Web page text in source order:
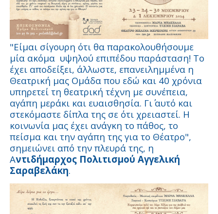
"Είμαι σίγουρη ότι θα παρακολουθήσουμε
μία ακόμα υψηλού επιπέδου παράσταση! Το
έχει αποδείξει, άλλωστε, επανειλημμένα η
Θεατρική μας Ομάδα που εδώ και 40 χρόνια
υπηρετεί τη θεατρική τέχνη με συνέπεια,
αγάπη μεράκι και ευαισθησία. Γι΄ αυτό και
στεκόμαστε δίπλα της σε ότι χρειαστεί. Η
κοινωνία μας έχει ανάγκη το πάθος, το
πείσμα και την αγάπη της για το Θέατρο",
σημειώνει από την πλευρά της, η
Αντιδήμαρχος Πολιτισμού Αγγελική
Σαραβελάκη.